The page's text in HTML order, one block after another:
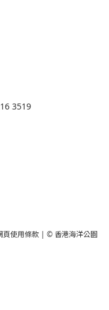
3519
頁使用條款 | © 香港海洋公園